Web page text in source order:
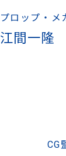
プロップ・メ
江間一隆
CG